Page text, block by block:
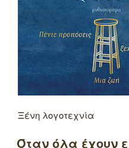
Ξένη λογοτεχνία
Όταν όλα έχουν